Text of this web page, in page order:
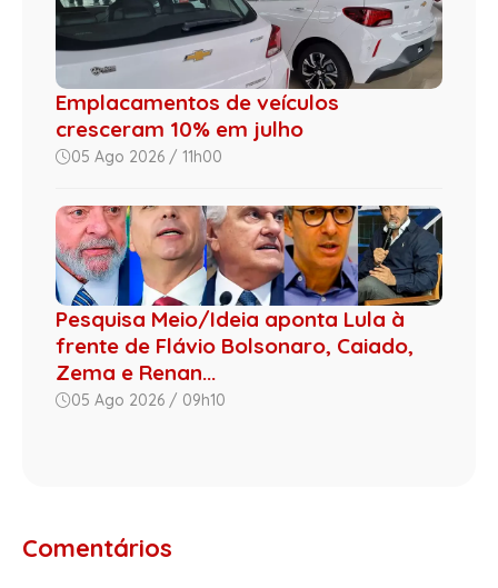
Emplacamentos de veículos
cresceram 10% em julho
05 Ago 2026 / 11h00
Pesquisa Meio/Ideia aponta Lula à
frente de Flávio Bolsonaro, Caiado,
Zema e Renan...
05 Ago 2026 / 09h10
Comentários